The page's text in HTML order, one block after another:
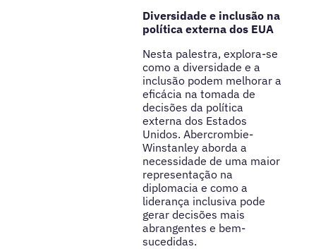
Diversidade e inclusão na
política externa dos EUA
Nesta palestra, explora-se
como a diversidade e a
inclusão podem melhorar a
eficácia na tomada de
decisões da política
externa dos Estados
Unidos. Abercrombie-
Winstanley aborda a
necessidade de uma maior
representação na
diplomacia e como a
liderança inclusiva pode
gerar decisões mais
abrangentes e bem-
sucedidas.